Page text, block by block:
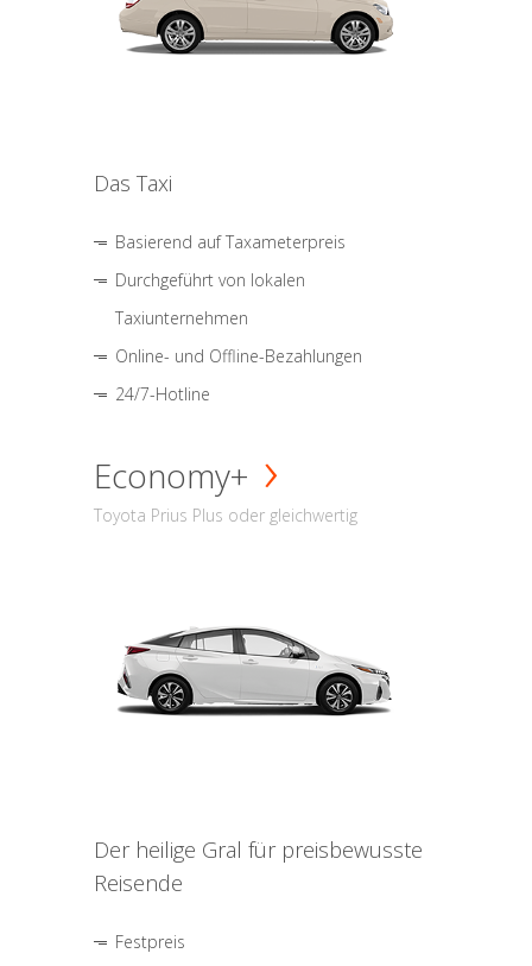
Das Taxi
Basierend auf Taxameterpreis
Durchgeführt von lokalen
Taxiunternehmen
Online- und Offline-Bezahlungen
24/7-Hotline
Economy+
Toyota Prius Plus oder gleichwertig
Der heilige Gral für preisbewusste
Reisende
Festpreis